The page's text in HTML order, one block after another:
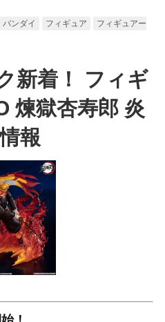
バンダイ フィギュア フィギュアー
新着！ フィギ
煉獄杏寿郎 炎
報